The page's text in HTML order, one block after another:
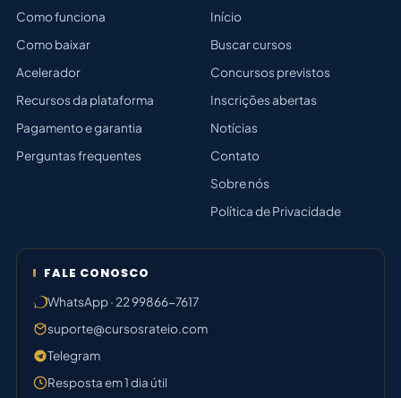
Como funciona
Como baixar
Acelerador
Recursos da plataforma
Pagamento e garantia
Perguntas frequentes
Início
Buscar cursos
Concursos previstos
Inscrições abertas
Notícias
Contato
Sobre nós
Política de Privacidade
FALE CONOSCO
WhatsApp · 22 99866-7617
suporte@cursosrateio.com
Telegram
Resposta em 1 dia útil